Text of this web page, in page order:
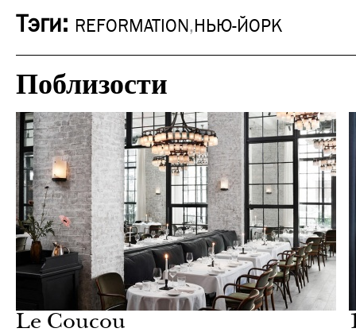
Тэги: REFORMATION,НЬЮ-ЙОРК
Поблизости
Le Coucou